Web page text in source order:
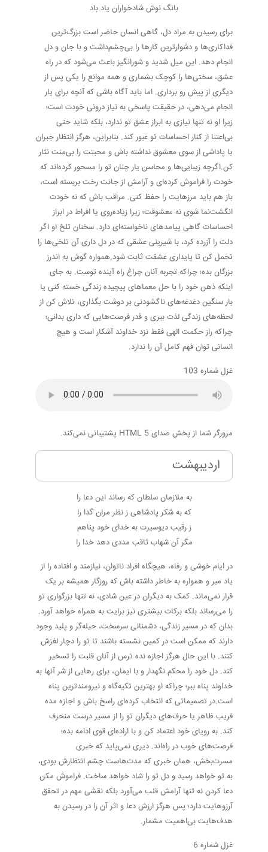
بانگ نوش شادخواران یاد باد
برای رسیدن به مراد دل، گاهی انسان حاضر است بزرگ‌ترین
فداکاری‌ها و دشوارترین کارها را بی‌چشم‌داشت و با جان و دل
انجام دهد. این میل شدید و شورانگیز باعث می‌شود که در راه
عشق، سختی‌ها را کوچک بشماری و همه موانع را یکی پس از
دیگری از پیش رو برداری. اما باید آگاه باشی که آنچه برای یار
انجام می‌دهی، در حقیقت پاسخی به نیاز درونی خودت است؛
زیرا او نه تنها نیازی به ابراز عشق تو ندارد، بلکه شاید حتی
بی‌اعتنا از کنار احساسات تو عبور کند. بنابراین، هرگز انتظار جبران
یا پاداشی از سوی معشوق نداشته باش و محبتت را بی‌منت نثار
کن.اگرچه زیبایی‌ها و محاسن یار چنان تو را مسحور کرده‌اند که
خودت را فراموش کرده‌ای و آرامش از جانت رخت بربسته است،
باز هم باید مرزهایت را حفظ کنی. مراقب باش که نه خودت
انگشت‌نما شوی نه معشوقت؛ زیرا زیاده‌روی یا افراط در ابراز
احساسات گاهی پیامدهای ناخواسته‌ای دارد. سخنان تلخ او اگر
دلت را آزرده کرد، با شیرینی عشقی که در دل داری آن تلخی‌ها را
تحمل کن تا پایداری عشقت ثابت شود.همواره گوش به اندرز
بزرگان بده؛ چراکه تجربه آنان چراغ راه آینده توست. به جای
اینکه ذهن خود را با حل معماهای پیچیده زندگی خسته کنی یا
بار سنگین دغدغه‌های ناگشودنی بر دوشت بگذاری، تلاش کن از
لحظه‌های زندگی لذت ببری و قدر فرصت‌هایی که داری بدانی؛
چراکه راز حکمت الهی فقط نزد خداوند آشکار است و هیچ
انسانی توان فهم کامل آن را ندارد.
غزل شماره 103
مرورگر شما از پخش صدای HTML 5 پشتیبانی نمی‌کند.
اردیبهشت
به ملازمان سلطان که رساند این دعا را
که به شکر پادشاهی ز نظر مران گدا را
ز رقیب دیوسیرت به خدای خود پناهم
مگر آن شهاب ثاقب مددی دهد خدا را
در ایام خوشی و رفاه، هیچگاه افراد ناتوان، نیازمند و افتاده را از
یاد مبر و همواره به خاطر داشته باش که روزگار همیشه بر یک
قرار نمی‌ماند. کمک به دیگران در عین شادی، نه تنها بزرگواری تو
را می‌رساند بلکه برکات بیشتری نیز برایت به همراه خواهد آورد.
بدان که در مسیر زندگی، دشمنانی سرسخت، حیله‌گر و پلید وجود
دارند که ممکن است در کمین نشسته باشند تا تو را دچار لغزش
کنند. با این حال هرگز اجازه نده ترس از آنان قلبت را تسخیر
کند. دل خود را محکم نگهدار و با ایمان، برای رهایی از شر آنها به
خداوند پناه ببر؛ چراکه او بهترین تکیه‌گاه و نیرومندترین پناه
است.در تصمیماتی که انتخاب کرده‌ای راسخ باش و اجازه مده
فریب ظاهر یا حرف‌های دیگران تو را از مسیر درست منحرف
کند. به رویای خود اعتماد کن و با اراده‌ای قوی ادامه بده؛
فرصت‌های خوب در راه‌اند. دیری نمی‌پاید که خبری
مسرت‌بخش، همان خبری که مدت‌هاست چشم انتظارش بودی،
به تو خواهد رسید و دل تو را شاد خواهد ساخت. فراموش مکن
دعا کردن نه تنها آرامش قلب می‌آورد بلکه نقشی مهم در تحقق
آرزوهایت دارد؛ پس هرگز ارزش دعا و اثر آن را در رسیدن به
هدف‌هایت بی‌اهمیت مشمار.
غزل شماره 6